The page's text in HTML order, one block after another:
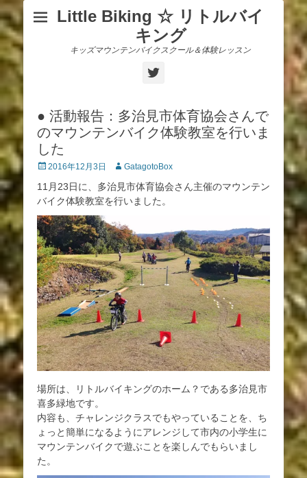
Little Biking ☆ リトルバイ
キング
キッズマウンテンバイクスクール＆体験レッスン
● 活動報告：多治見市体育協会さんで
のマウンテンバイク体験教室を行いま
した
投
日
2016年12月3日
投
者
GatagotoBox
11月23日に、多治見市体育協会さん主催のマウンテン
バイク体験教室を行いました。
場所は、リトルバイキングのホーム？である多治見市
喜多緑地です。
内容も、チャレンジクラスでもやっていることを、ち
ょっと簡単になるようにアレンジして市内の小学生に
マウンテンバイクで遊ぶことを楽しんでもらいまし
た。